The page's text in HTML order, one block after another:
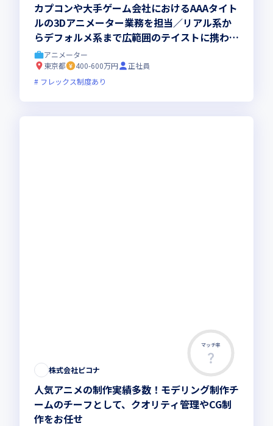
カプコンや大手ゲーム会社におけるAAAタイト
ルの3Dアニメーター業務を担当／リアル系か
らデフォルメ系まで広範囲のテイストに携われ
る環境においてスキルアップしませんか
アニメーター
東京都
400-600万円
正社員
フレックス制度あり
マッチ率
株式会社ピコナ
人気アニメの制作実績多数！モデリング制作チ
ームのチーフとして、クオリティ管理やCG制
作をお任せ